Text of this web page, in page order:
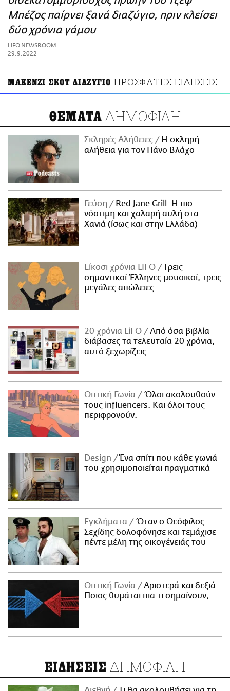
ΑΜΠΑ
PRINT
Μπέζος παίρνει ξανά διαζύγιο, πριν κλείσει
δύο χρόνια γάμου
LIFO NEWSROOM
29.9.2022
ΜΑΚΕΝΖΙ ΣΚΟΤ ΔΙΑΖΥΓΙΟ ΠΡΟΣΦΑΤΕΣ ΕΙΔΗΣΕΙΣ
ΘΕΜΑΤΑ ΔΗΜΟΦΙΛΗ
Σκληρές Αλήθειες
H σκληρή
αλήθεια για τον Πάνο Βλάχο
Γεύση
Red Jane Grill: Η πιο
νόστιμη και χαλαρή αυλή στα
Χανιά (ίσως και στην Ελλάδα)
Είκοσι χρόνια LIFO
Tρεις
σημαντικοί Έλληνες μουσικοί, τρεις
μεγάλες απώλειες
20 χρόνια LiFO
Από όσα βιβλία
διάβασες τα τελευταία 20 χρόνια,
αυτό ξεχωρίζεις
Οπτική Γωνία
Όλοι ακολουθούν
τους influencers. Και όλοι τους
περιφρονούν.
Design
Ένα σπίτι που κάθε γωνιά
του χρησιμοποιείται πραγματικά
Εγκλήματα
Όταν ο Θεόφιλος
Σεχίδης δολοφόνησε και τεμάχισε
πέντε μέλη της οικογένειάς του
Οπτική Γωνία
Αριστερά και δεξιά:
Ποιος θυμάται πια τι σημαίνουν;
ΕΙΔΗΣΕΙΣ ΔΗΜΟΦΙΛΗ